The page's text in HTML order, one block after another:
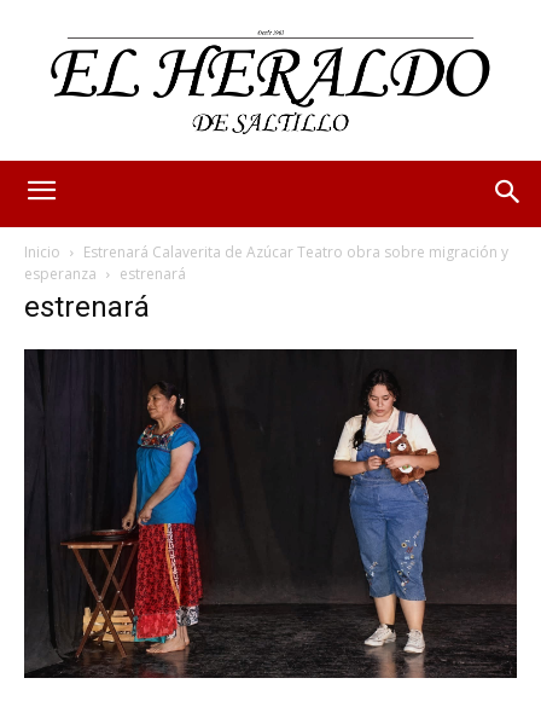
Inicio
Estrenará Calaverita de Azúcar Teatro obra sobre migración y
esperanza
estrenará
estrenará